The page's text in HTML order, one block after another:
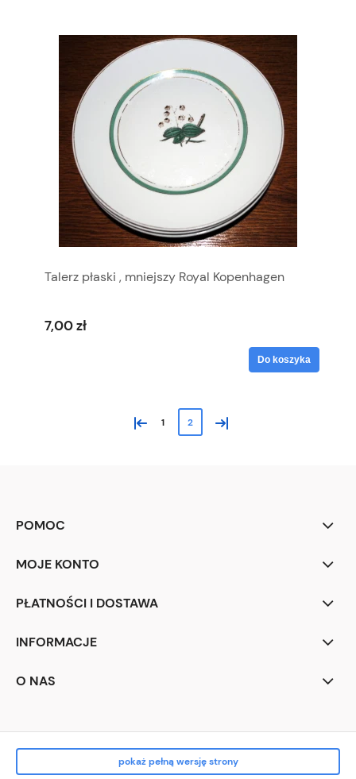
Talerz płaski , mniejszy Royal Kopenhagen
7,00 zł
Do koszyka
« 1 2 »
POMOC
MOJE KONTO
PŁATNOŚCI I DOSTAWA
INFORMACJE
O NAS
pokaż pełną wersję strony